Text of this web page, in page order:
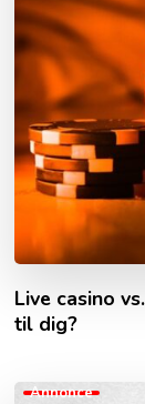
Live casino
til dig?
Annonce